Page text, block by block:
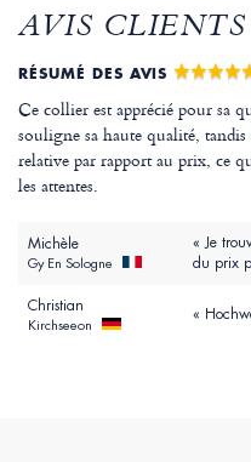
AVIS CLIENTS
RÉSUMÉ DES AVIS
Ce collier est apprécié pour sa
souligne sa haute qualité,
relative par rapport au prix, ce
les attentes.
Michèle
Gy En Sologne
« Je
du prix
Christian
Kirchseeon
«